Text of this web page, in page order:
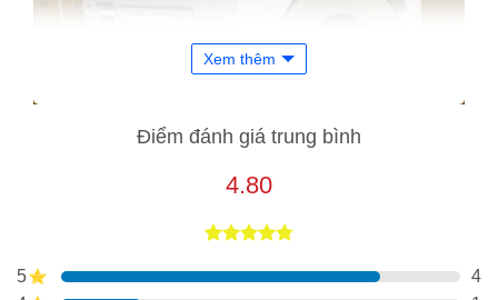
Xem thêm
Điểm đánh giá trung bình
4.80
dựa trên
5
4